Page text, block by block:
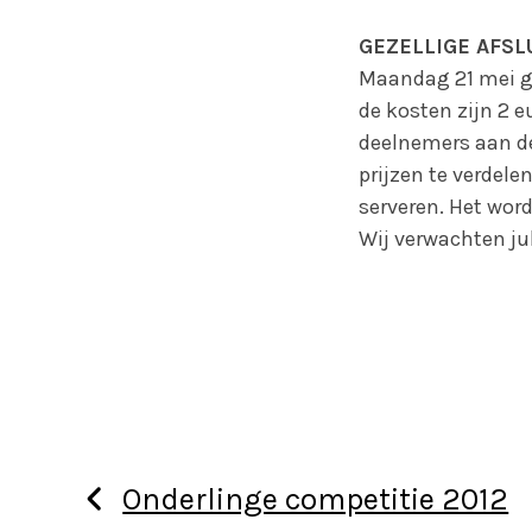
GEZELLIGE
Maandag 21 mei
de kosten zijn 2
deelnemers aan
prijzen te
serveren. Het
Wij verwachten
Onderlinge competitie 2012